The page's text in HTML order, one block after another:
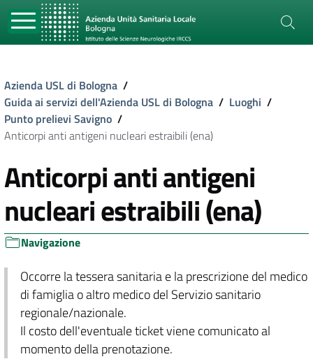
Azienda USL di Bologna /
Guida ai servizi dell'Azienda USL di Bologna / Luoghi /
Punto prelievi Savigno /
Anticorpi anti antigeni nucleari estraibili (ena)
Anticorpi anti antigeni
nucleari estraibili (ena)
Navigazione
Occorre la tessera sanitaria e la prescrizione del medico
di famiglia o altro medico del Servizio sanitario
regionale/nazionale.
Il costo dell'eventuale ticket viene comunicato al
momento della prenotazione.